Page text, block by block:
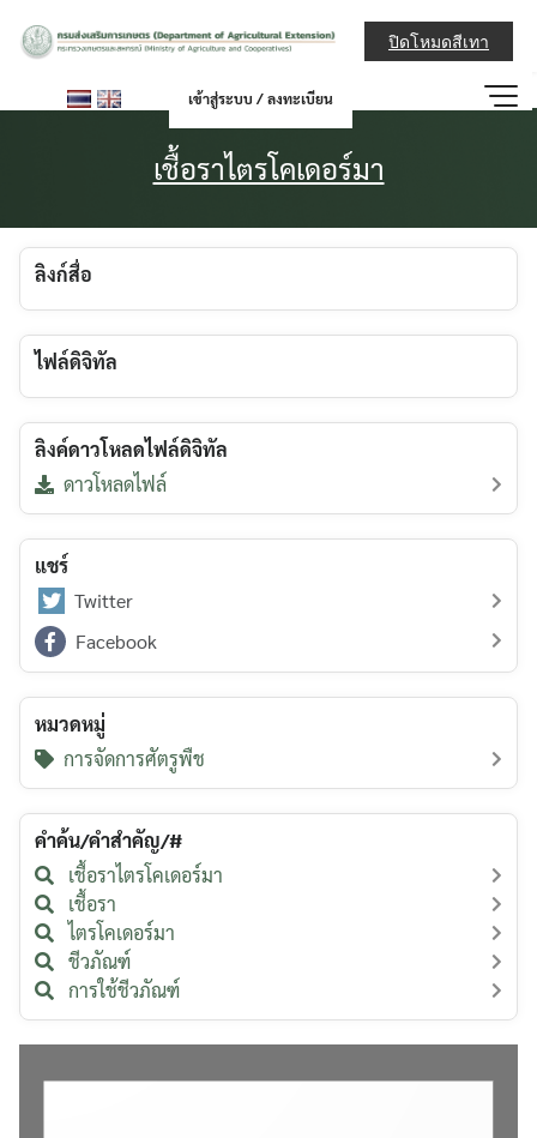
กรมส่งเสริมกา
เข้าสู่ระบบ / ลงทะเบียน
เชื้อราไตรโคเดอร์มา
ลิงก์สื่อ
ไฟล์ดิจิทัล
ลิงค์ดาวโหลดไฟล์ดิจิทัล
ดาวโหลดไฟล์
แชร์
Twitter
Facebook
หมวดหมู่
การจัดการศัตรูพืช
คำค้น/คำสำคัญ/#
เชื้อราไตรโคเดอร์มา
เชื้อรา
ไตรโคเดอร์มา
ชีวภัณฑ์
การใช้ชีวภัณฑ์
ปิดโหมดสีเทา